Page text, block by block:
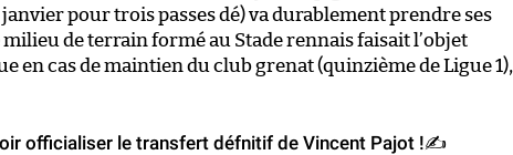
pour trois passes dé) va durablement prendre ses
de terrain formé au Stade rennais faisait l’objet
en cas de maintien du club grenat (quinzième de Ligue 1),
officialiser le transfert défnitif de Vincent Pajot !✍️